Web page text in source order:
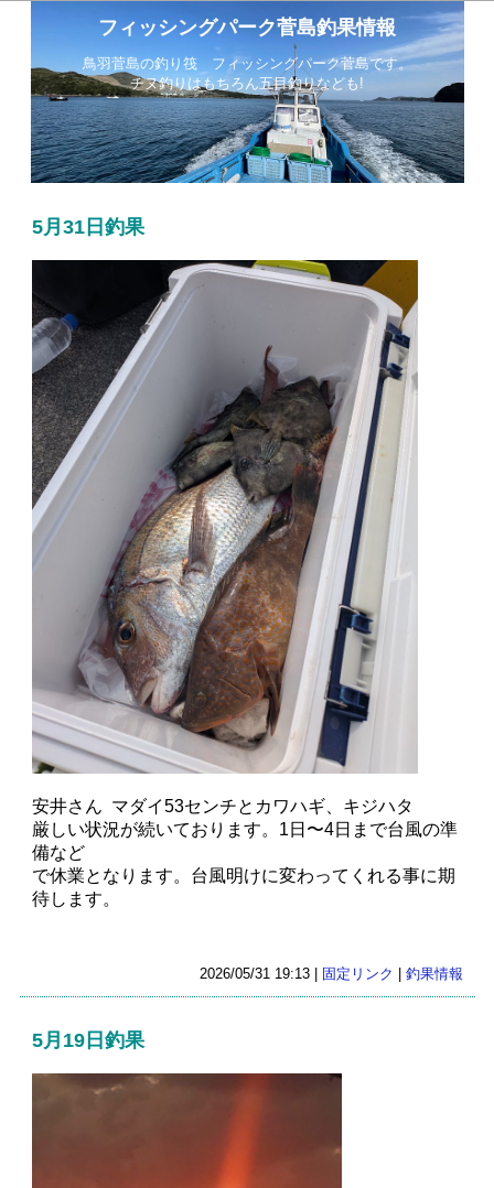
フィッシングパーク菅島釣果情報
鳥羽菅島の釣り筏 フィッシングパーク菅島です。
チヌ釣りはもちろん五目釣りなども!
5月31日釣果
安井さん マダイ53センチとカワハギ、キジハタ
厳しい状況が続いております。1日〜4日まで台風の準
備など
で休業となります。台風明けに変わってくれる事に期
待します。
2026/05/31 19:13 | 固定リンク | 釣果情報
5月19日釣果